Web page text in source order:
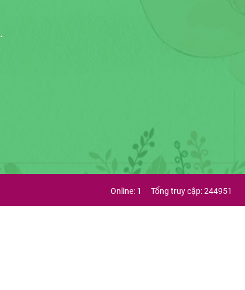
Online: 1 Tổng truy cập: 244951